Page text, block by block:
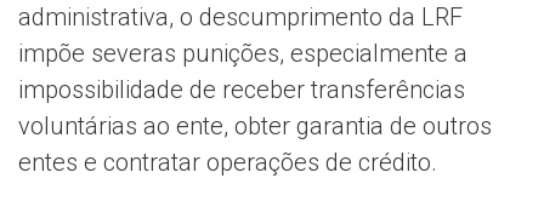
administrativa, o descumprimento da LRF
impõe severas punições, especialmente a
impossibilidade de receber transferências
voluntárias ao ente, obter garantia de outros
entes e contratar operações de crédito.